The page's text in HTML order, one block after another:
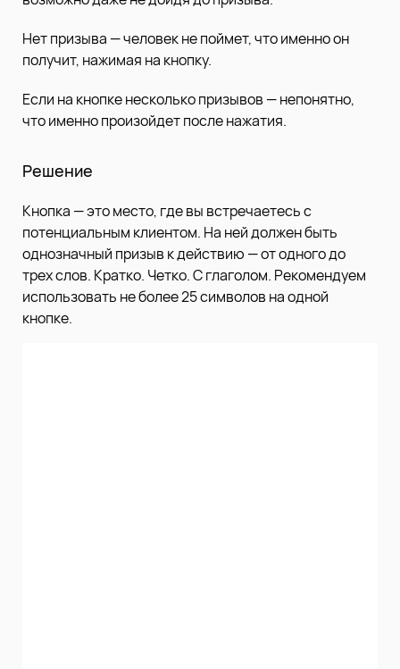
Нет призыва — человек не поймет, что именно он
получит, нажимая на кнопку.
Если на кнопке несколько призывов — непонятно,
что именно произойдет после нажатия.
Решение
Кнопка — это место, где вы встречаетесь с
потенциальным клиентом. На ней должен быть
однозначный призыв к действию — от одного до
трех слов. Кратко. Четко. С глаголом. Рекомендуем
использовать не более 25 символов на одной
кнопке.